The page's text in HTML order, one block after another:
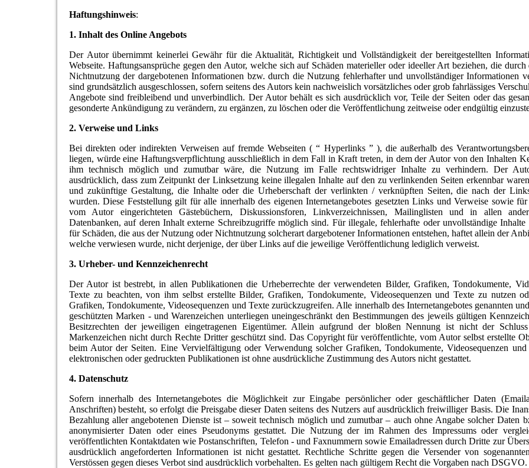
Haftungshinweis:
1. Inhalt des Online Angebots
Der Autor übernimmt keinerlei Gewähr für die Aktualität, Richtigkeit und Vollständigkeit der bereitgestellten
Webseite. Haftungsansprüche gegen den Autor, welche sich auf Schäden materieller oder ideeller Art beziehen, die
Nichtnutzung der dargebotenen Informationen bzw. durch die Nutzung fehlerhafter und unvollständiger Informationen
sind grundsätzlich ausgeschlossen, sofern seitens des Autors kein nachweislich vorsätzliches oder grob fahrlässiges
Angebote sind freibleibend und unverbindlich. Der Autor behält es sich ausdrücklich vor, Teile der Seiten oder das
gesonderte Ankündigung zu verändern, zu ergänzen, zu löschen oder die Veröffentlichung zeitweise oder endgültig
2. Verweise und Links
Bei direkten oder indirekten Verweisen auf fremde Webseiten ( “ Hyperlinks ” ), die außerhalb des
liegen, würde eine Haftungsverpflichtung ausschließlich in dem Fall in Kraft treten, in dem der Autor von den Inhalten
ihm technisch möglich und zumutbar wäre, die Nutzung im Falle rechtswidriger Inhalte zu verhindern. Der
ausdrücklich, dass zum Zeitpunkt der Linksetzung keine illegalen Inhalte auf den zu verlinkenden Seiten erkennbar
und zukünftige Gestaltung, die Inhalte oder die Urheberschaft der verlinkten / verknüpften Seiten, die nach der
wurden. Diese Feststellung gilt für alle innerhalb des eigenen Internetangebotes gesetzten Links und Verweise sowie
vom Autor eingerichteten Gästebüchern, Diskussionsforen, Linkverzeichnissen, Mailinglisten und in allen
Datenbanken, auf deren Inhalt externe Schreibzugriffe möglich sind. Für illegale, fehlerhafte oder unvollständige Inhalte
für Schäden, die aus der Nutzung oder Nichtnutzung solcherart dargebotener Informationen entstehen, haftet allein der
welche verwiesen wurde, nicht derjenige, der über Links auf die jeweilige Veröffentlichung lediglich verweist.
3. Urheber- und Kennzeichenrecht
Der Autor ist bestrebt, in allen Publikationen die Urheberrechte der verwendeten Bilder, Grafiken, Tondokumente,
Texte zu beachten, von ihm selbst erstellte Bilder, Grafiken, Tondokumente, Videosequenzen und Texte zu nutzen
Grafiken, Tondokumente, Videosequenzen und Texte zurückzugreifen. Alle innerhalb des Internetangebotes genannten
geschützten Marken - und Warenzeichen unterliegen uneingeschränkt den Bestimmungen des jeweils gültigen
Besitzrechten der jeweiligen eingetragenen Eigentümer. Allein aufgrund der bloßen Nennung ist nicht der
Markenzeichen nicht durch Rechte Dritter geschützt sind. Das Copyright für veröffentlichte, vom Autor selbst erstellte
beim Autor der Seiten. Eine Vervielfältigung oder Verwendung solcher Grafiken, Tondokumente, Videosequenzen
elektronischen oder gedruckten Publikationen ist ohne ausdrückliche Zustimmung des Autors nicht gestattet.
4. Datenschutz
Sofern innerhalb des Internetangebotes die Möglichkeit zur Eingabe persönlicher oder geschäftlicher Daten
Anschriften) besteht, so erfolgt die Preisgabe dieser Daten seitens des Nutzers auf ausdrücklich freiwilliger Basis. Die
Bezahlung aller angebotenen Dienste ist – soweit technisch möglich und zumutbar – auch ohne Angabe solcher Daten
anonymisierter Daten oder eines Pseudonyms gestattet. Die Nutzung der im Rahmen des Impressums oder
veröffentlichten Kontaktdaten wie Postanschriften, Telefon - und Faxnummern sowie Emailadressen durch Dritte zur
ausdrücklich angeforderten Informationen ist nicht gestattet. Rechtliche Schritte gegen die Versender von
Verstössen gegen dieses Verbot sind ausdrücklich vorbehalten. Es gelten nach gültigem Recht die Vorgaben nach DSGVO.